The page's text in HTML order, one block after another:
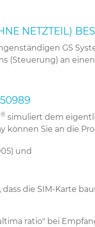
NETZTEIL)
GS
(Steuerung) an
® simuliert dem
können Sie an die
und
die SIM-Karte
ratio" bei